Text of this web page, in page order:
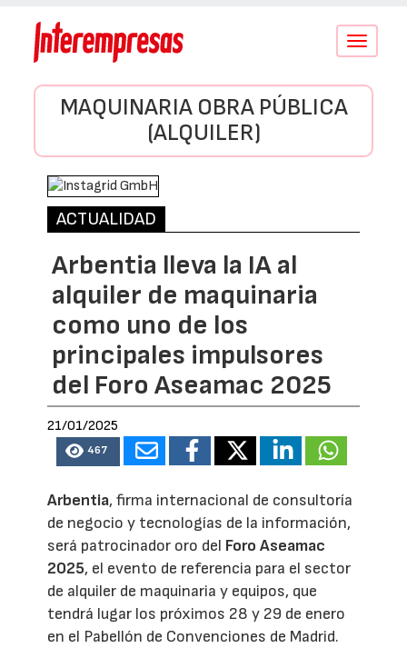
Conmutar
MAQUINARIA OBRA PÚBLICA
(ALQUILER)
ACTUALIDAD
Arbentia lleva la IA al
alquiler de maquinaria
como uno de los
principales impulsores
del Foro Aseamac 2025
21/01/2025
467
Arbentia, firma internacional de consultoría
de negocio y tecnologías de la información,
será patrocinador oro del Foro Aseamac
2025, el evento de referencia para el sector
de alquiler de maquinaria y equipos, que
tendrá lugar los próximos 28 y 29 de enero
en el Pabellón de Convenciones de Madrid.